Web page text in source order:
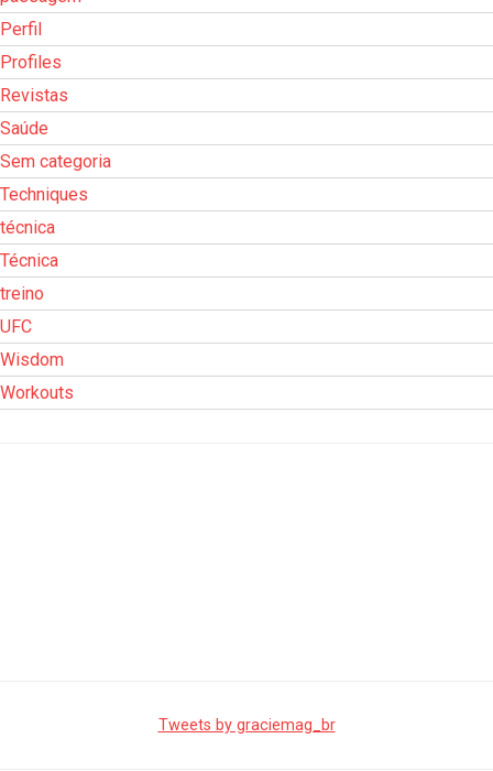
Perfil
Profiles
Revistas
Saúde
Sem categoria
Techniques
técnica
Técnica
treino
UFC
Wisdom
Workouts
Tweets by graciemag_br